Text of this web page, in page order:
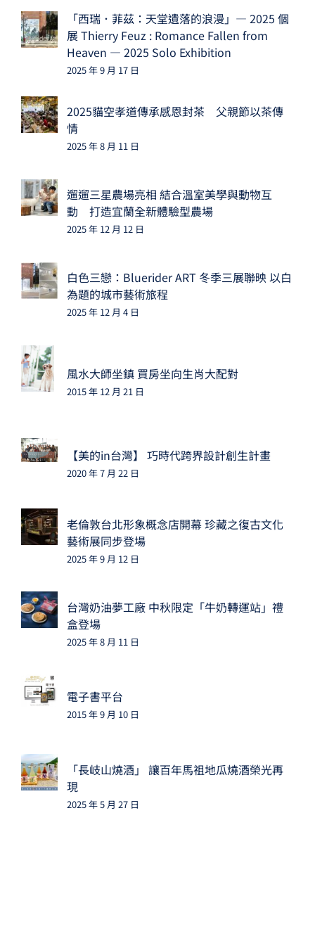
「西瑞．菲茲：天堂遺落的浪漫」— 2025 個
展 Thierry Feuz : Romance Fallen from
Heaven — 2025 Solo Exhibition
2025 年 9 月 17 日
2025貓空孝道傳承感恩封茶 父親節以茶傳
情
2025 年 8 月 11 日
遛遛三星農場亮相 結合溫室美學與動物互
動 打造宜蘭全新體驗型農場
2025 年 12 月 12 日
白色三戀：Bluerider ART 冬季三展聯映 以白
為題的城市藝術旅程
2025 年 12 月 4 日
風水大師坐鎮 買房坐向生肖大配對
2015 年 12 月 21 日
【美的in台灣】 巧時代跨界設計創生計畫
2020 年 7 月 22 日
老倫敦台北形象概念店開幕 珍藏之復古文化
藝術展同步登場
2025 年 9 月 12 日
台灣奶油夢工廠 中秋限定「牛奶轉運站」禮
盒登場
2025 年 8 月 11 日
電子書平台
2015 年 9 月 10 日
「長岐山燒酒」 讓百年馬祖地瓜燒酒榮光再
現
2025 年 5 月 27 日